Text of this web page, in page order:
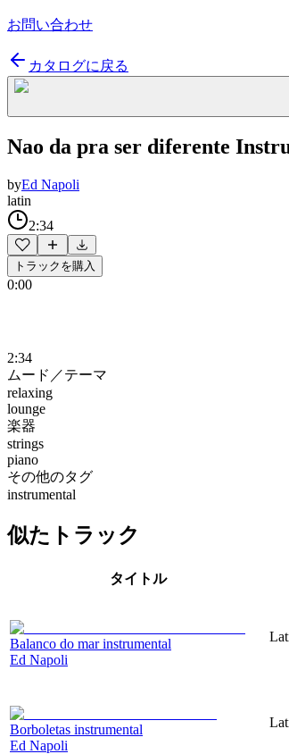
お問い合わせ
カタログに戻る
Nao da pra ser diferente
byEd Napoli
latin
2:34
トラックを購入
0:00
2:34
ムード／テーマ
relaxing
lounge
楽器
strings
piano
その他のタグ
instrumental
似たトラック
タイトル
Balanco do mar instrumental
Ed Napoli
Borboletas instrumental
Ed Napoli